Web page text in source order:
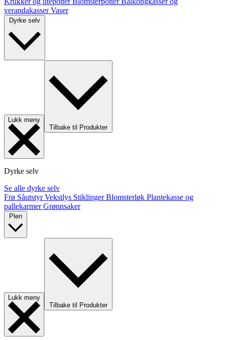
verandakasserVaser
Lukk meny
Tilbake til Produkter
Dyrke selv
Se alle dyrke selv
Frø SåutstyrVekstlys StiklingerBlomsterløk Plantekasse og
pallekarmerGrønnsaker
Lukk meny
Tilbake til Produkter